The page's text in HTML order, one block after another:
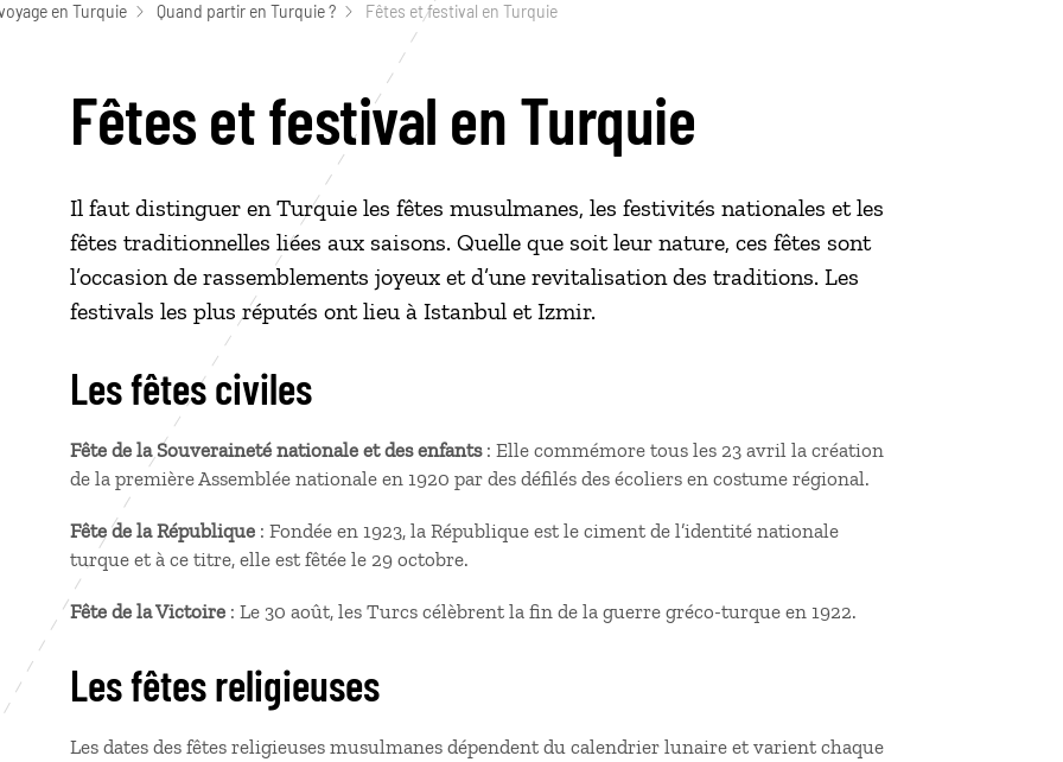
en Turquie Quand partir en Turquie ? Fêtes et festival en Turquie
Fêtes et festival en Turquie
Il faut distinguer en Turquie les fêtes musulmanes, les festivités nationales et les
fêtes traditionnelles liées aux saisons. Quelle que soit leur nature, ces fêtes sont
l’occasion de rassemblements joyeux et d’une revitalisation des traditions. Les
festivals les plus réputés ont lieu à Istanbul et Izmir.
Les fêtes civiles
Fête de la Souveraineté nationale et des enfants: Elle commémore tous les 23 avril la création
de la première Assemblée nationale en 1920 par des défilés des écoliers en costume régional.
Fête de la République : Fondée en 1923, la République est le ciment de l’identité nationale
turque et à ce titre, elle est fêtée le 29 octobre.
Fête de la Victoire : Le 30 août, les Turcs célèbrent la fin de la guerre gréco-turque en 1922.
Les fêtes religieuses
Les dates des fêtes religieuses musulmanes dépendent du calendrier lunaire et varient chaque